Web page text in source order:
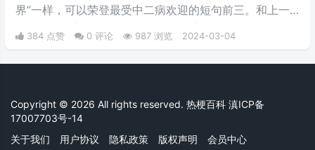
界”一样，可以荣登最受中二病欢迎的短句前三。和上一
句话一样，它同样出自《机动战士Z高达》。在乞力马扎
罗一战中，凤·村雨为了保护主角卡缪被捷利德·梅萨杀
死，战斗结束后，阿姆罗想起了在一年战争中为了保护夏
384 点赞 0 评论 987 浏览 2024-03-04
Copyright © 2026 All rights reserved. 热梗百科 滇ICP备
17007703号-14
关于我们
用户协议 隐私政策 版权声明 会员中心